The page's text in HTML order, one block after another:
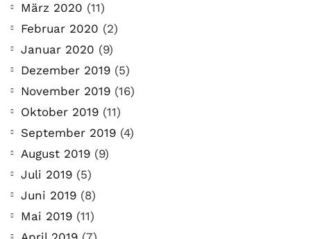
März 2020 (11)
Februar 2020 (2)
Januar 2020 (9)
Dezember 2019 (5)
November 2019 (16)
Oktober 2019 (11)
September 2019 (4)
August 2019 (9)
Juli 2019 (5)
Juni 2019 (8)
Mai 2019 (11)